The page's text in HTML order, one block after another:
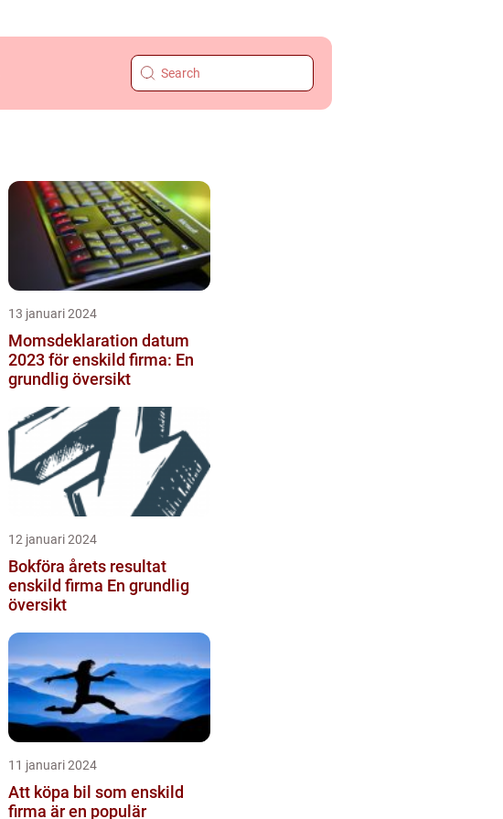
13 januari 2024
Momsdeklaration datum
2023 för enskild firma: En
grundlig översikt
12 januari 2024
Bokföra årets resultat
enskild firma En grundlig
översikt
11 januari 2024
Att köpa bil som enskild
firma är en populär